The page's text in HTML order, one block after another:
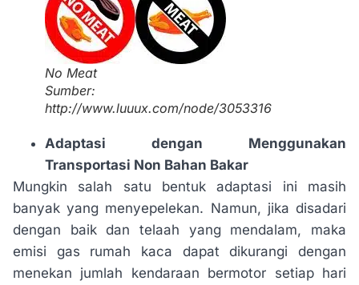
No Meat
Sumber:
http://www.luuux.com/node/3053316
Adaptasi dengan Menggunakan
Transportasi Non Bahan Bakar
Mungkin salah satu bentuk adaptasi ini masih
banyak yang menyepelekan. Namun, jika disadari
dengan baik dan telaah yang mendalam, maka
emisi gas rumah kaca dapat dikurangi dengan
menekan jumlah kendaraan bermotor setiap hari